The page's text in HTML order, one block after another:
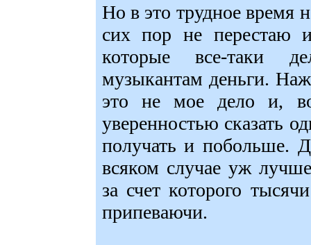
Но в это трудное время
сих пор не перестаю
которые все-таки
музыкантам деньги.
это не мое дело и,
уверенностью сказать
получать и побольше.
всяком случае уж
за счет которого
припеваючи.